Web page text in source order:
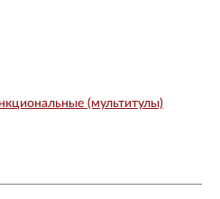
(мультитулы)